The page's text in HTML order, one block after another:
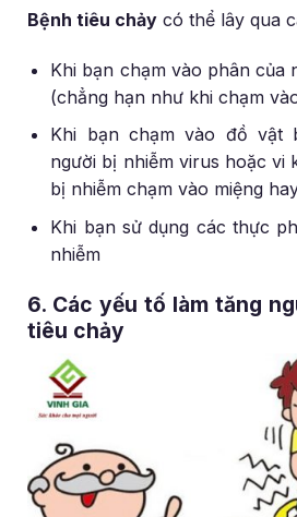
Bệnh tiêu chảy có thể lây qua
Khi bạn chạm vào phân của
(chẳng hạn như khi chạm
Khi bạn chạm vào đồ vật
người bị nhiễm virus hoặc vi
bị nhiễm chạm vào miệng
Khi bạn sử dụng các thực
nhiễm
6. Các yếu tố làm tăng
tiêu chảy